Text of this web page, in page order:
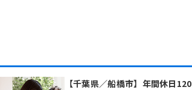
【千葉県／船橋市】年間休日120